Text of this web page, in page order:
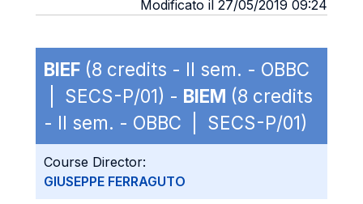
Modificato il 27/05/2019 09:24
BIEF (8 credits - II sem. - OBBC
| SECS-P/01) - BIEM (8 credits
- II sem. - OBBC | SECS-P/01)
Course Director:
GIUSEPPE FERRAGUTO